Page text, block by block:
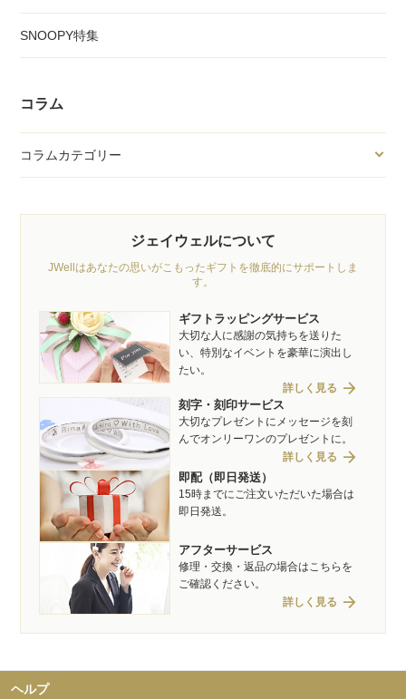
SNOOPY特集
コラム
コラムカテゴリー
ジェイウェルについて
JWellはあなたの思いがこもったギフトを徹底的にサポートしま
す。
ギフトラッピングサービス
大切な人に感謝の気持ちを送りた
い、特別なイベントを豪華に演出し
たい。
詳しく見る arrow_forward
刻字・刻印サービス
大切なプレゼントにメッセージを刻
んでオンリーワンのプレゼントに。
詳しく見る arrow_forward
即配（即日発送）
15時までにご注文いただいた場合は
即日発送。
アフターサービス
修理・交換・返品の場合はこちらを
ご確認ください。
詳しく見る arrow_forward
ヘルプ